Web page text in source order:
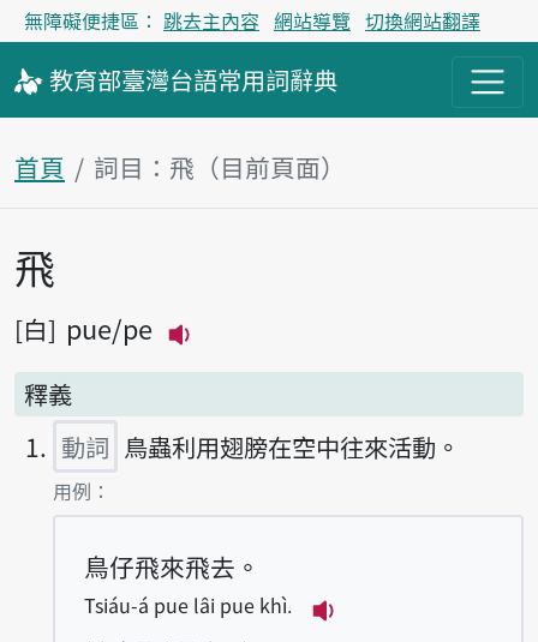
無障礙便捷區： 跳去主內容 網站導覽 切換網站翻譯
教育部臺灣台語常用詞辭典
首頁 詞目：飛（目前頁面）
主內容區塊
飛
白 pue pe
釋義
動詞 鳥蟲利用翅膀在空中往來活動。
第1項釋義的
用例：
鳥仔飛來飛去。
Tsiáu-á pue lâi pue khì.